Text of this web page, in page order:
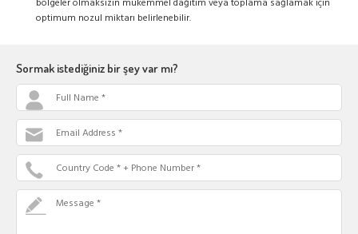
bölgeler olmaksızın mükemmel dağıtım veya toplama sağlamak için
optimum nozul miktarı belirlenebilir.
Sormak istediğiniz bir şey var mı?
Full Name *
Email Address *
Country Code * + Phone Number *
Message *